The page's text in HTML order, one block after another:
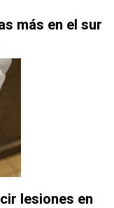
más en el sur
lesiones en